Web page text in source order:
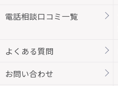
電話相談口コミ一覧
よくある質問
お問い合わせ